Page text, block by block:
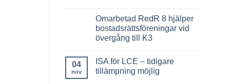
fritt
eget
kapital
ett
till
7
Smartaste
Sätten
Bostadsrättsförening
att
Stärka
Omarbetad RedR 8 hjälper
bostadsrättsföreningar vid
övergång till K3
till
Omarbetad
RedR
04
nov
ISA för LCE – tidigare
tillämpning möjlig